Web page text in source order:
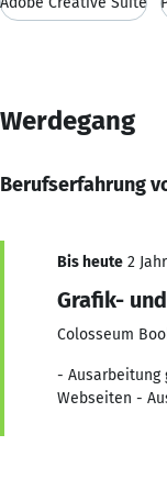
Werdegang
Berufserfahrung
Bis heute 2
Grafik-
Colosseum
- Ausarbeitung
Webseiten -